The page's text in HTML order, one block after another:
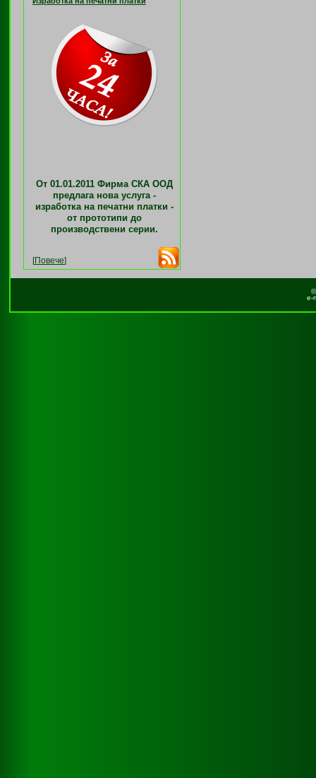
От 01.01.2011 Фирма СКА ООД
предлага нова услуга -
изработка на печатни платки -
от прототипи до
производствени серии.
[Повече]
e-